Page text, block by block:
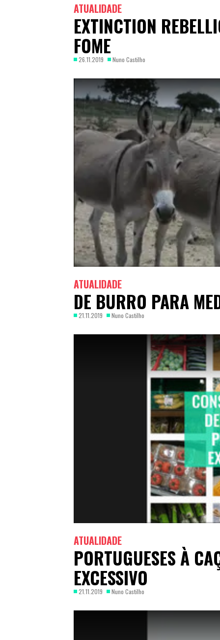
ATUALIDADE
EXTINCTION
FOME
26.11.2019 Nuno Castilho
ATUALIDADE
DE BURRO PARA
21.11.2019 Nuno Castilho
ATUALIDADE
PORTUGUESES À
EXCESSIVO
21.11.2019 Nuno Castilho